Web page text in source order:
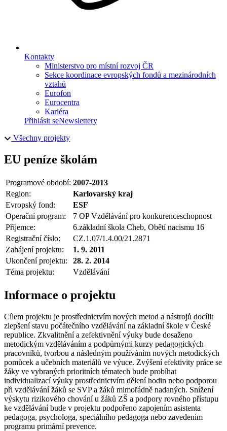
Kontakty
Ministerstvo pro místní rozvoj ČR
Sekce koordinace evropských fondů a mezinárodních
vztahů
Eurofon
Eurocentra
Kariéra
Přihlásit seNewslettery
Všechny projekty
EU peníze školám
Programové období: 2007-2013
Region:
Karlovarský kraj
Evropský fond:
ESF
Operační program:
7 OP Vzdělávání pro konkurenceschopnost
Příjemce:
6.základní škola Cheb, Obětí nacismu 16
Registrační číslo:
CZ.1.07/1.4.00/21.2871
Zahájení projektu:
1. 9. 2011
Ukončení projektu:
28. 2. 2014
Téma projektu:
Vzdělávání
Informace o projektu
Cílem projektu je prostřednictvím nových metod a nástrojů docílit
zlepšení stavu počátečního vzdělávání na základní škole v České
republice. Zkvalitnění a zefektivnění výuky bude dosaženo
metodickým vzděláváním a podpůrnými kurzy pedagogických
pracovníků, tvorbou a následným používáním nových metodických
pomůcek a učebních materiálů ve výuce. Zvýšení efektivity práce se
žáky ve vybraných prioritních tématech bude probíhat
individualizací výuky prostřednictvím dělení hodin nebo podporou
při vzdělávání žáků se SVP a žáků mimořádně nadaných. Snížení
výskytu rizikového chování u žáků ZŠ a podpory rovného přístupu
ke vzdělávání bude v projektu podpořeno zapojením asistenta
pedagoga, psychologa, speciálního pedagoga nebo zavedením
programu primární prevence.